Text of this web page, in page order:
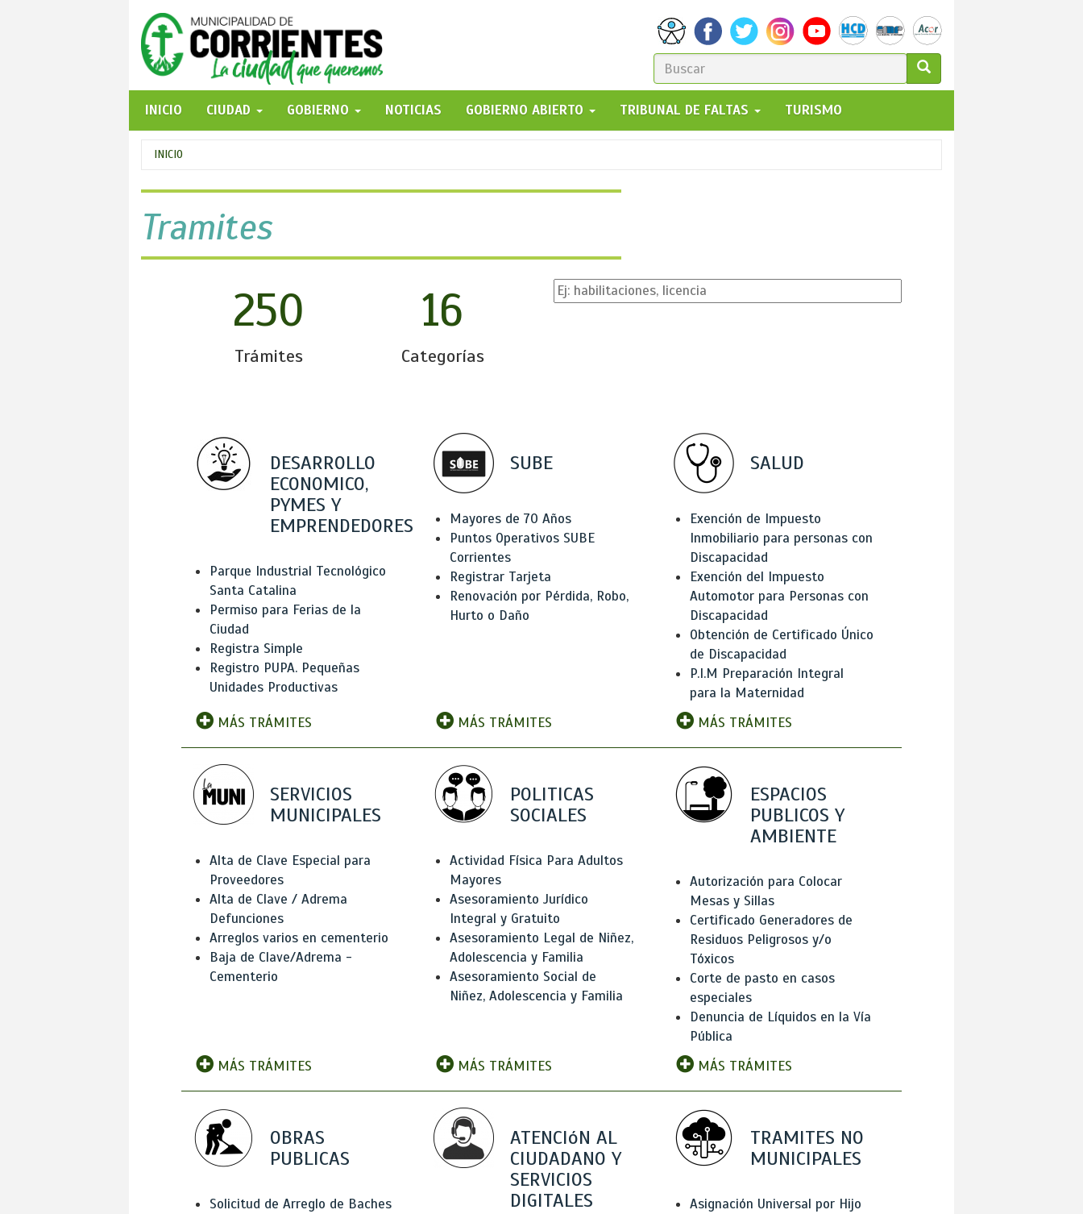
FORMULARIO
DE
BÚSQUEDA
GO!
INICIO
CIUDAD GOBIERNO NOTICIAS GOBIERNO ABIERTO TRIBUNAL DE FALTAS TURISMO
Se
encuentra
usted
aquí
INICIO
Tramites
250
Trámites
16
Categorías
DESARROLLO
ECONOMICO,
PYMES Y
EMPRENDEDORES
Parque Industrial Tecnológico
Santa Catalina
Permiso para Ferias de la
Ciudad
Registra Simple
Registro PUPA. Pequeñas
Unidades Productivas
MÁS TRÁMITES
SUBE
Mayores de 70 Años
Puntos Operativos SUBE
Corrientes
Registrar Tarjeta
Renovación por Pérdida, Robo,
Hurto o Daño
MÁS TRÁMITES
SALUD
Exención de Impuesto
Inmobiliario para personas con
Discapacidad
Exención del Impuesto
Automotor para Personas con
Discapacidad
Obtención de Certificado Único
de Discapacidad
P.I.M Preparación Integral
para la Maternidad
MÁS TRÁMITES
SERVICIOS
MUNICIPALES
Alta de Clave Especial para
Proveedores
Alta de Clave / Adrema
Defunciones
Arreglos varios en cementerio
Baja de Clave/Adrema -
Cementerio
MÁS TRÁMITES
POLITICAS
SOCIALES
Actividad Física Para Adultos
Mayores
Asesoramiento Jurídico
Integral y Gratuito
Asesoramiento Legal de Niñez,
Adolescencia y Familia
Asesoramiento Social de
Niñez, Adolescencia y Familia
MÁS TRÁMITES
ESPACIOS
PUBLICOS Y
AMBIENTE
Autorización para Colocar
Mesas y Sillas
Certificado Generadores de
Residuos Peligrosos y/o
Tóxicos
Corte de pasto en casos
especiales
Denuncia de Líquidos en la Vía
Pública
MÁS TRÁMITES
OBRAS
PUBLICAS
Solicitud de Arreglo de Baches
ATENCIóN AL
CIUDADANO Y
SERVICIOS
DIGITALES
TRAMITES NO
MUNICIPALES
Asignación Universal por Hijo